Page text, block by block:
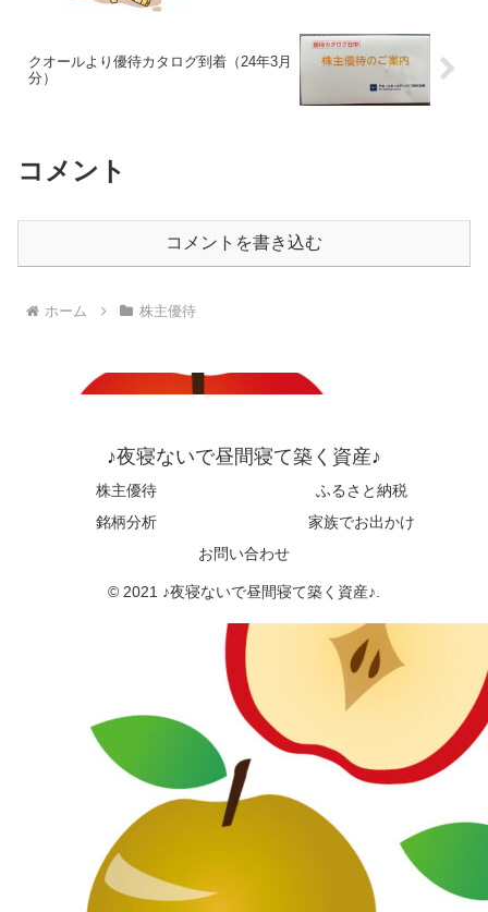
クオールより優待カタログ到着（24年3月
分）
コメント
コメントを書き込む
ホーム 株主優待
♪夜寝ないで昼間寝て築く資産♪
株主優待
ふるさと納税
銘柄分析
家族でお出かけ
お問い合わせ
© 2021 ♪夜寝ないで昼間寝て築く資産♪.